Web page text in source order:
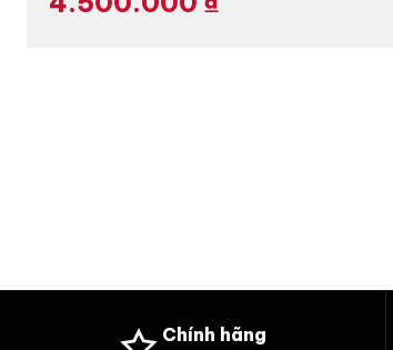
Chính hãng